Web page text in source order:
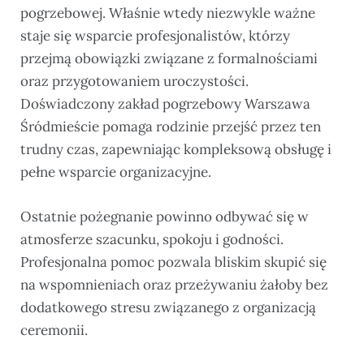
pogrzebowej. Właśnie wtedy niezwykle ważne
staje się wsparcie profesjonalistów, którzy
przejmą obowiązki związane z formalnościami
oraz przygotowaniem uroczystości.
Doświadczony zakład pogrzebowy Warszawa
Śródmieście pomaga rodzinie przejść przez ten
trudny czas, zapewniając kompleksową obsługę i
pełne wsparcie organizacyjne.
Ostatnie pożegnanie powinno odbywać się w
atmosferze szacunku, spokoju i godności.
Profesjonalna pomoc pozwala bliskim skupić się
na wspomnieniach oraz przeżywaniu żałoby bez
dodatkowego stresu związanego z organizacją
ceremonii.